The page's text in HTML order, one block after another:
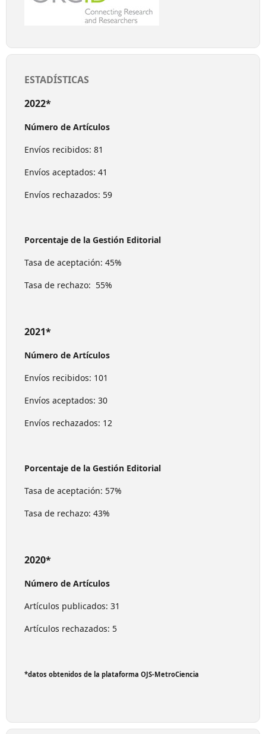
ESTADÍSTICAS
2022*
Número de Artículos
Envíos recibidos: 81
Envíos aceptados: 41
Envíos rechazados: 59
Porcentaje de la Gestión Editorial
Tasa de aceptación: 45%
Tasa de rechazo: 55%
2021*
Número de Artículos
Envíos recibidos: 101
Envíos aceptados: 30
Envíos rechazados: 12
Porcentaje de la Gestión Editorial
Tasa de aceptación: 57%
Tasa de rechazo: 43%
2020*
Número de Artículos
Artículos publicados: 31
Artículos rechazados: 5
*datos obtenidos de la plataforma OJS-MetroCiencia